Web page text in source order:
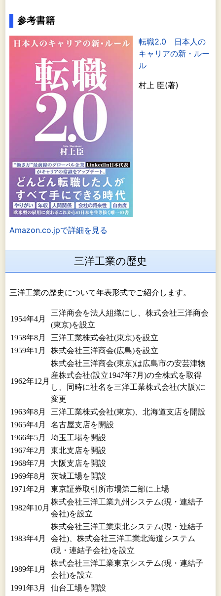
参考書籍
転職2.0 日本人の
キャリアの新・ルー
ル
村上 臣(著)
Amazon.co.jpで詳細を見る
三洋工業の歴史
三洋工業の歴史について年表形式でご紹介します。
1954年4月
三洋商会を法人組織にし、株式会社三洋商会
(東京)を設立
1958年8月
三洋工業株式会社(東京)を設立
1959年1月
株式会社三洋商会(広島)を設立
1962年12月
株式会社三洋商会(東京)は広島市の安芸津物
産株式会社(設立1947年7月)の全株式を取得
し、同時に社名を三洋工業株式会社(大阪)に
変更
1963年8月
三洋工業株式会社(東京)、北海道支店を開設
1965年4月
名古屋支店を開設
1966年5月
埼玉工場を開設
1967年2月
東北支店を開設
1968年7月
大阪支店を開設
1969年8月
茨城工場を開設
1971年2月
東京証券取引所市場第二部に上場
1982年10月
株式会社三洋工業九州システム(現・連結子
会社)を設立
1983年4月
株式会社三洋工業東北システム(現・連結子
会社)、株式会社三洋工業北海道システム
(現・連結子会社)を設立
1989年1月
株式会社三洋工業東京システム(現・連結子
会社)を設立
1991年3月
仙台工場を開設